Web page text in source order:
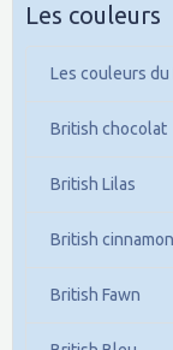
Les couleurs
Les couleurs du
British chocolat
British Lilas
British cinnamon
British Fawn